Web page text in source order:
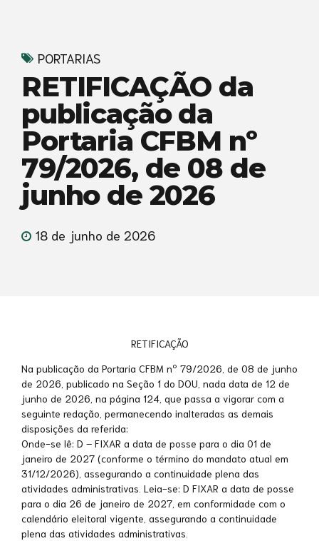
PORTARIAS
RETIFICAÇÃO da
publicação da
Portaria CFBM nº
79/2026, de 08 de
junho de 2026
18 de junho de 2026
RETIFICAÇÃO
Na publicação da Portaria CFBM nº 79/2026, de 08 de junho
de 2026, publicado na Seção 1 do DOU, nada data de 12 de
junho de 2026, na página 124, que passa a vigorar com a
seguinte redação, permanecendo inalteradas as demais
disposições da referida:
Onde-se lê: D – FIXAR a data de posse para o dia 01 de
janeiro de 2027 (conforme o término do mandato atual em
31/12/2026), assegurando a continuidade plena das
atividades administrativas. Leia-se: D FIXAR a data de posse
para o dia 26 de janeiro de 2027, em conformidade com o
calendário eleitoral vigente, assegurando a continuidade
plena das atividades administrativas.